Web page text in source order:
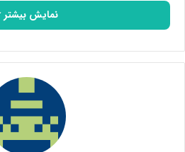
نمایش بیشتر